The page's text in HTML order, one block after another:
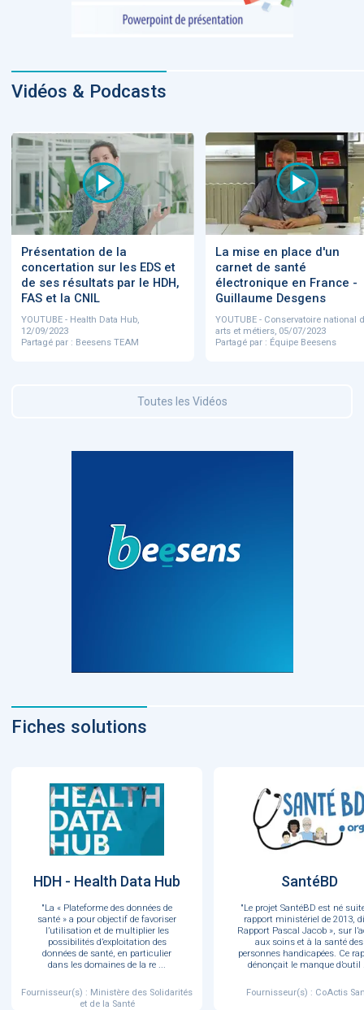
Vidéos & Podcasts
Présentation de la
concertation sur les EDS et
de ses résultats par le HDH,
FAS et la CNIL
YOUTUBE - Health Data Hub,
12/09/2023
Partagé par : Beesens TEAM
La mise en place d'un
carnet de santé
électronique en France -
Guillaume Desgens
YOUTUBE - Conservatoire national
arts et métiers, 05/07/2023
Partagé par : Équipe Beesens
Toutes les Vidéos
Fiches solutions
HDH - Health Data Hub
"La « Plateforme des données de
santé » a pour objectif de favoriser
l’utilisation et de multiplier les
possibilités d’exploitation des
données de santé, en particulier
dans les domaines de la re ...
Fournisseur(s) : Ministère des Solidarités
et de la Santé
SantéBD
"Le projet SantéBD est né
rapport ministériel de 2013,
Rapport Pascal Jacob », sur
aux soins et à la santé des
personnes handicapées. Ce
dénonçait le manque d’outil
Fournisseur(s) : CoActis